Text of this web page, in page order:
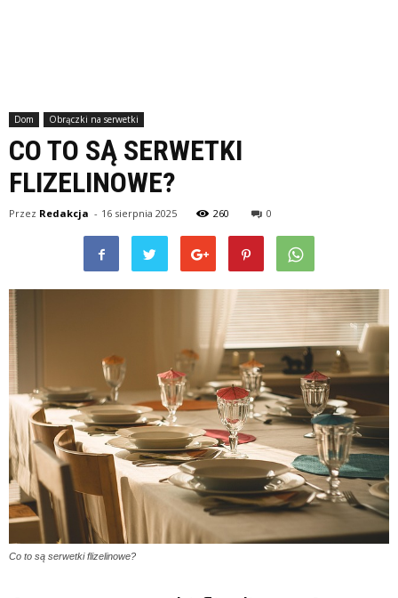
Dom Obrączki na serwetki
CO TO SĄ SERWETKI
FLIZELINOWE?
Przez Redakcja - 16 sierpnia 2025 260 0
Co to są serwetki flizelinowe?